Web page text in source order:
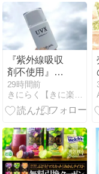
『紫外線吸収
剤不使用』一
度使ったら手
放せない！
【セルピュア
肌の外出を劇
的に変える神
の日焼け止め
だった
29時間前
きにらく【きに楽】 | 楽天をお得に活用！